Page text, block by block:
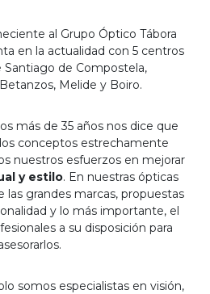
al Grupo Óptico Tábora
en la actualidad con 5 centros
Santiago de Compostela,
Melide y Boiro.
más de 35 años nos dice que
conceptos estrechamente
nuestros esfuerzos en mejorar
y estilo. En nuestras ópticas
las grandes marcas, propuestas
y lo más importante, el
a su disposición para
somos especialistas en visión,